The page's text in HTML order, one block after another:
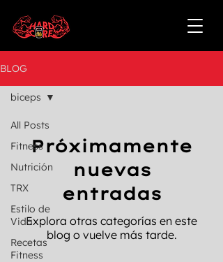
BLOG
All Posts
Fitness
Nutrición
TRX
Estilo de
Vida
Recetas
Fitness
biceps
Próximamente
nuevas
entradas
Explora otras categorías en este
blog o vuelve más tarde.